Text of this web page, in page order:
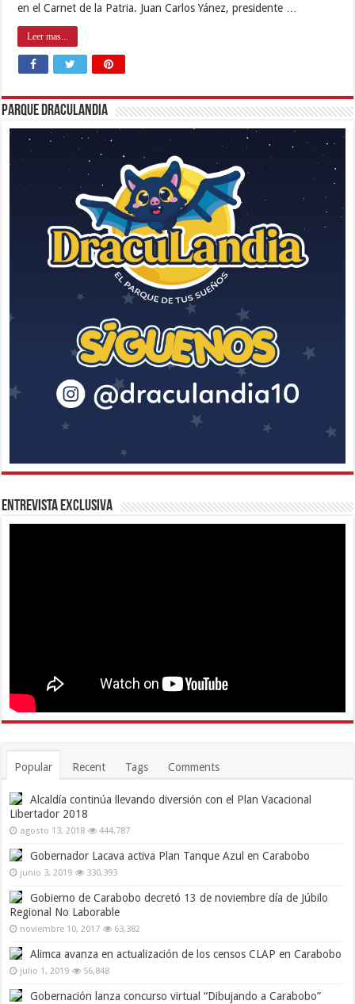
en el Carnet de la Patria. Juan Carlos Yánez, presidente …
Leer mas...
Parque Draculandia
Entrevista Exclusiva
Popular Recent Tags Comments
Alcaldía continúa llevando diversión con el Plan Vacacional
Libertador 2018
agosto 13, 2018 444,787
Gobernador Lacava activa Plan Tanque Azul en Carabobo
junio 3, 2019 330,393
Gobierno de Carabobo decretó 13 de noviembre día de Júbilo
Regional No Laborable
noviembre 10, 2017 63,382
Alimca avanza en actualización de los censos CLAP en Carabobo
julio 1, 2019 56,848
Gobernación lanza concurso virtual “Dibujando a Carabobo”